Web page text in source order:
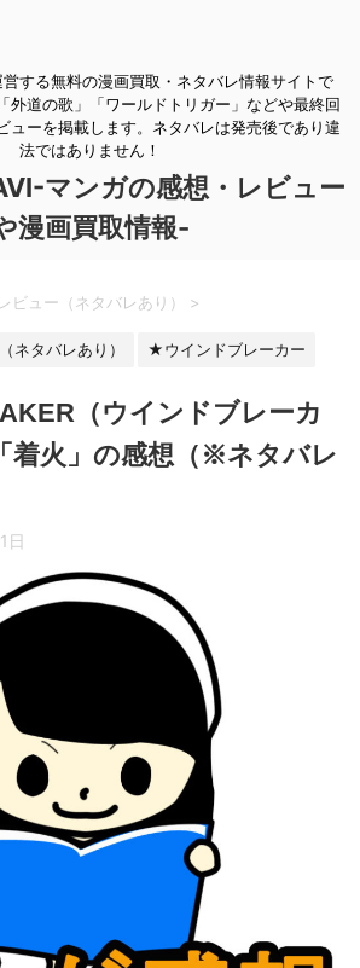
する無料の漫画買取・ネタバレ情報サイトで
外道の歌」「ワールドトリガー」などや最終回
ューを掲載します。ネタバレは発売後であり違
法ではありません！
マンガの感想・レビュー
漫画買取情報-
ビュー（ネタバレあり） >
ネタバレあり） ★ウインドブレーカー
（ウインドブレーカ
着火」の感想（※ネタバレ
日